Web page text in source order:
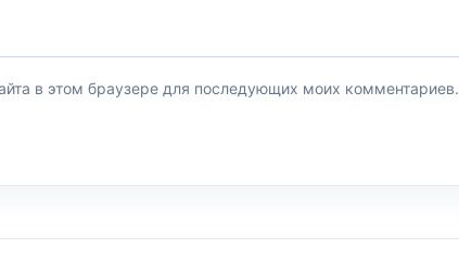
в этом браузере для последующих моих комментариев.